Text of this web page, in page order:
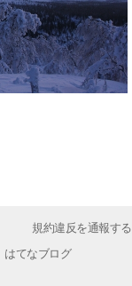
規約違反を通報する
はてなブログ